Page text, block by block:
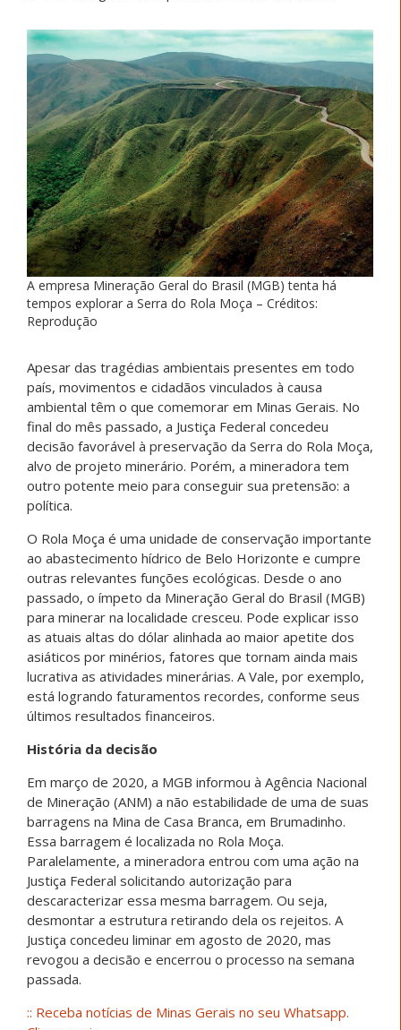
A empresa Mineração Geral do Brasil (MGB) tenta há
tempos explorar a Serra do Rola Moça – Créditos:
Reprodução
Apesar das tragédias ambientais presentes em todo
país, movimentos e cidadãos vinculados à causa
ambiental têm o que comemorar em Minas Gerais. No
final do mês passado, a Justiça Federal concedeu
decisão favorável à preservação da Serra do Rola Moça,
alvo de projeto minerário. Porém, a mineradora tem
outro potente meio para conseguir sua pretensão: a
política.
O Rola Moça é uma unidade de conservação importante
ao abastecimento hídrico de Belo Horizonte e cumpre
outras relevantes funções ecológicas. Desde o ano
passado, o ímpeto da Mineração Geral do Brasil (MGB)
para minerar na localidade cresceu. Pode explicar isso
as atuais altas do dólar alinhada ao maior apetite dos
asiáticos por minérios, fatores que tornam ainda mais
lucrativa as atividades minerárias. A Vale, por exemplo,
está logrando faturamentos recordes, conforme seus
últimos resultados financeiros.
História da decisão
Em março de 2020, a MGB informou à Agência Nacional
de Mineração (ANM) a não estabilidade de uma de suas
barragens na Mina de Casa Branca, em Brumadinho.
Essa barragem é localizada no Rola Moça.
Paralelamente, a mineradora entrou com uma ação na
Justiça Federal solicitando autorização para
descaracterizar essa mesma barragem. Ou seja,
desmontar a estrutura retirando dela os rejeitos. A
Justiça concedeu liminar em agosto de 2020, mas
revogou a decisão e encerrou o processo na semana
passada.
:: Receba notícias de Minas Gerais no seu Whatsapp.